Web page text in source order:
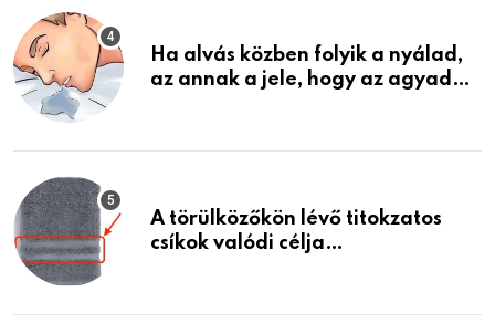
Ha alvás közben folyik a nyálad,
az annak a jele, hogy az agyad…
A törülközőkön lévő titokzatos
csíkok valódi célja…